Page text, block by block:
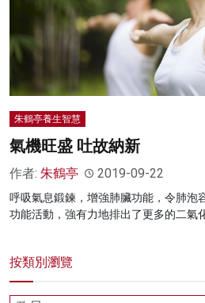
朱鶴亭養生智慧
氣機旺盛 吐故納新
作者: 朱鶴亭 2019-09-22
呼吸氣息鍛鍊，增強肺臟功能，令肺泡
功能活動，強有力地排出了更多的二氣
按類別瀏覽